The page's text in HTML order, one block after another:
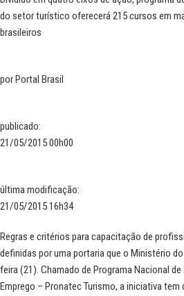
do setor turístico oferecerá 215 cursos em
brasileiros
porPortal Brasil
publicado:
21/05/2015 00h00
última modificação:
21/05/2015 16h34
Regras e critérios para capacitação de
definidas por umaportariaque o Ministério
feira (21). Chamado de Programa Nacional
Emprego – Pronatec Turismo, a iniciativa